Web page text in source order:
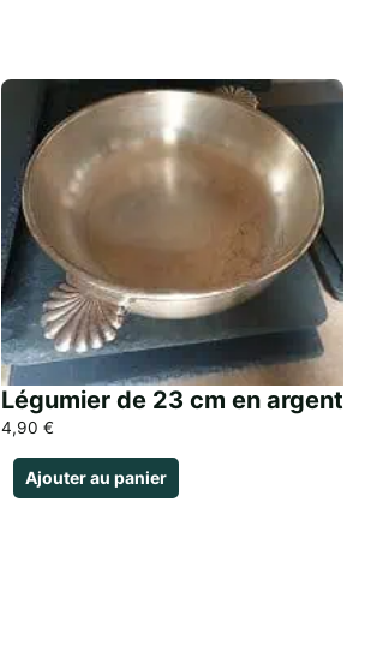
Légumier de 23 cm en argent
4,90 €
Ajouter au panier